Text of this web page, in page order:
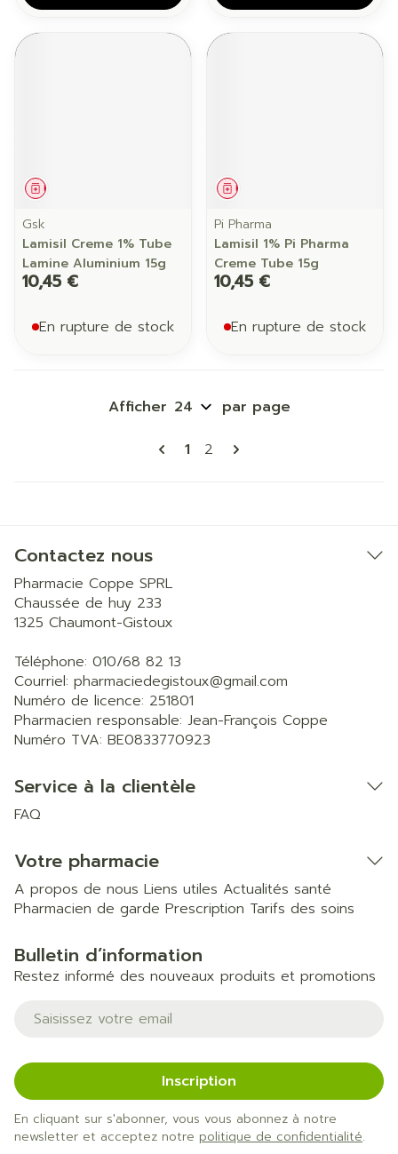
Médicament
Gsk
Lamisil Creme 1% Tube
Lamine Aluminium 15g
10,45 €
En rupture de stock
Médicament
Pi Pharma
Lamisil 1% Pi Pharma
Creme Tube 15g
10,45 €
En rupture de stock
Pages
Vous lisez actuellement la
1 Page
2
Afficher par page
Contactez nous
Pharmacie Coppe SPRL
Chaussée de huy 233
1325 Chaumont-Gistoux
Téléphone: 010/68 82 13
Courriel: pharmaciedegistoux@gmail.com
Numéro de licence: 251801
Pharmacien responsable: Jean-François Coppe
Numéro TVA: BE0833770923
Service à la clientèle
FAQ
Votre pharmacie
A propos de nous Liens utiles Actualités santé
Pharmacien de garde Prescription Tarifs des soins
Bulletin d’information
Restez informé des nouveaux produits et promotions
Adresse mail
Inscription
En cliquant sur s'abonner, vous vous abonnez à notre
newsletter et acceptez notre politique de confidentialité.